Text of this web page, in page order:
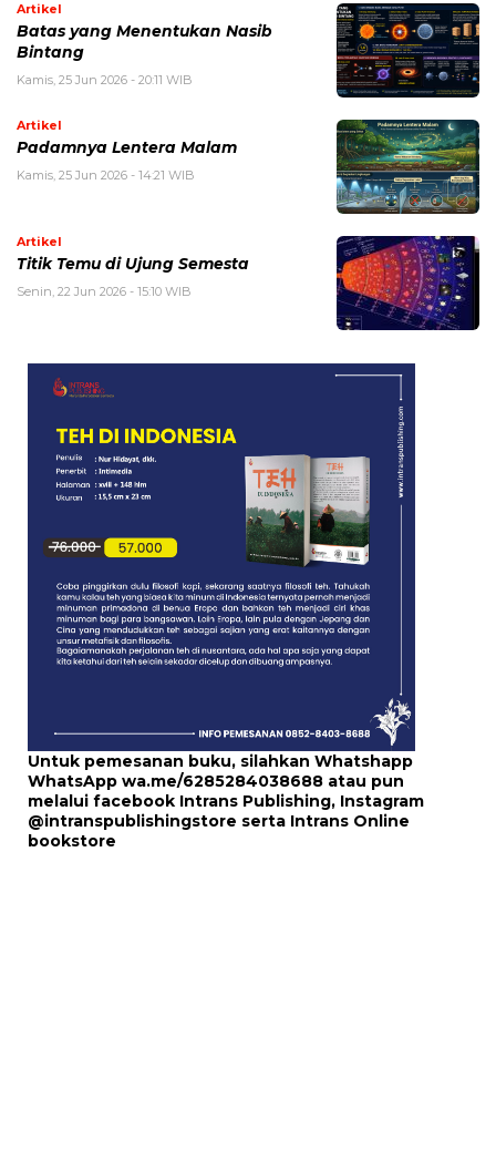
Artikel
Batas yang Menentukan Nasib
Bintang
Kamis, 25 Jun 2026 - 20:11 WIB
Artikel
Padamnya Lentera Malam
Kamis, 25 Jun 2026 - 14:21 WIB
Artikel
Titik Temu di Ujung Semesta
Senin, 22 Jun 2026 - 15:10 WIB
Untuk pemesanan buku, silahkan Whatshapp
WhatsApp wa.me/6285284038688 atau pun
melalui facebook Intrans Publishing, Instagram
@intranspublishingstore serta Intrans Online
bookstore